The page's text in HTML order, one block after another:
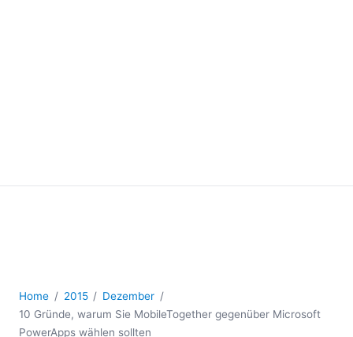
Home 2015
Dezember
10 Gründe, warum Sie MobileTogether gegenüber Microsoft
PowerApps wählen sollten